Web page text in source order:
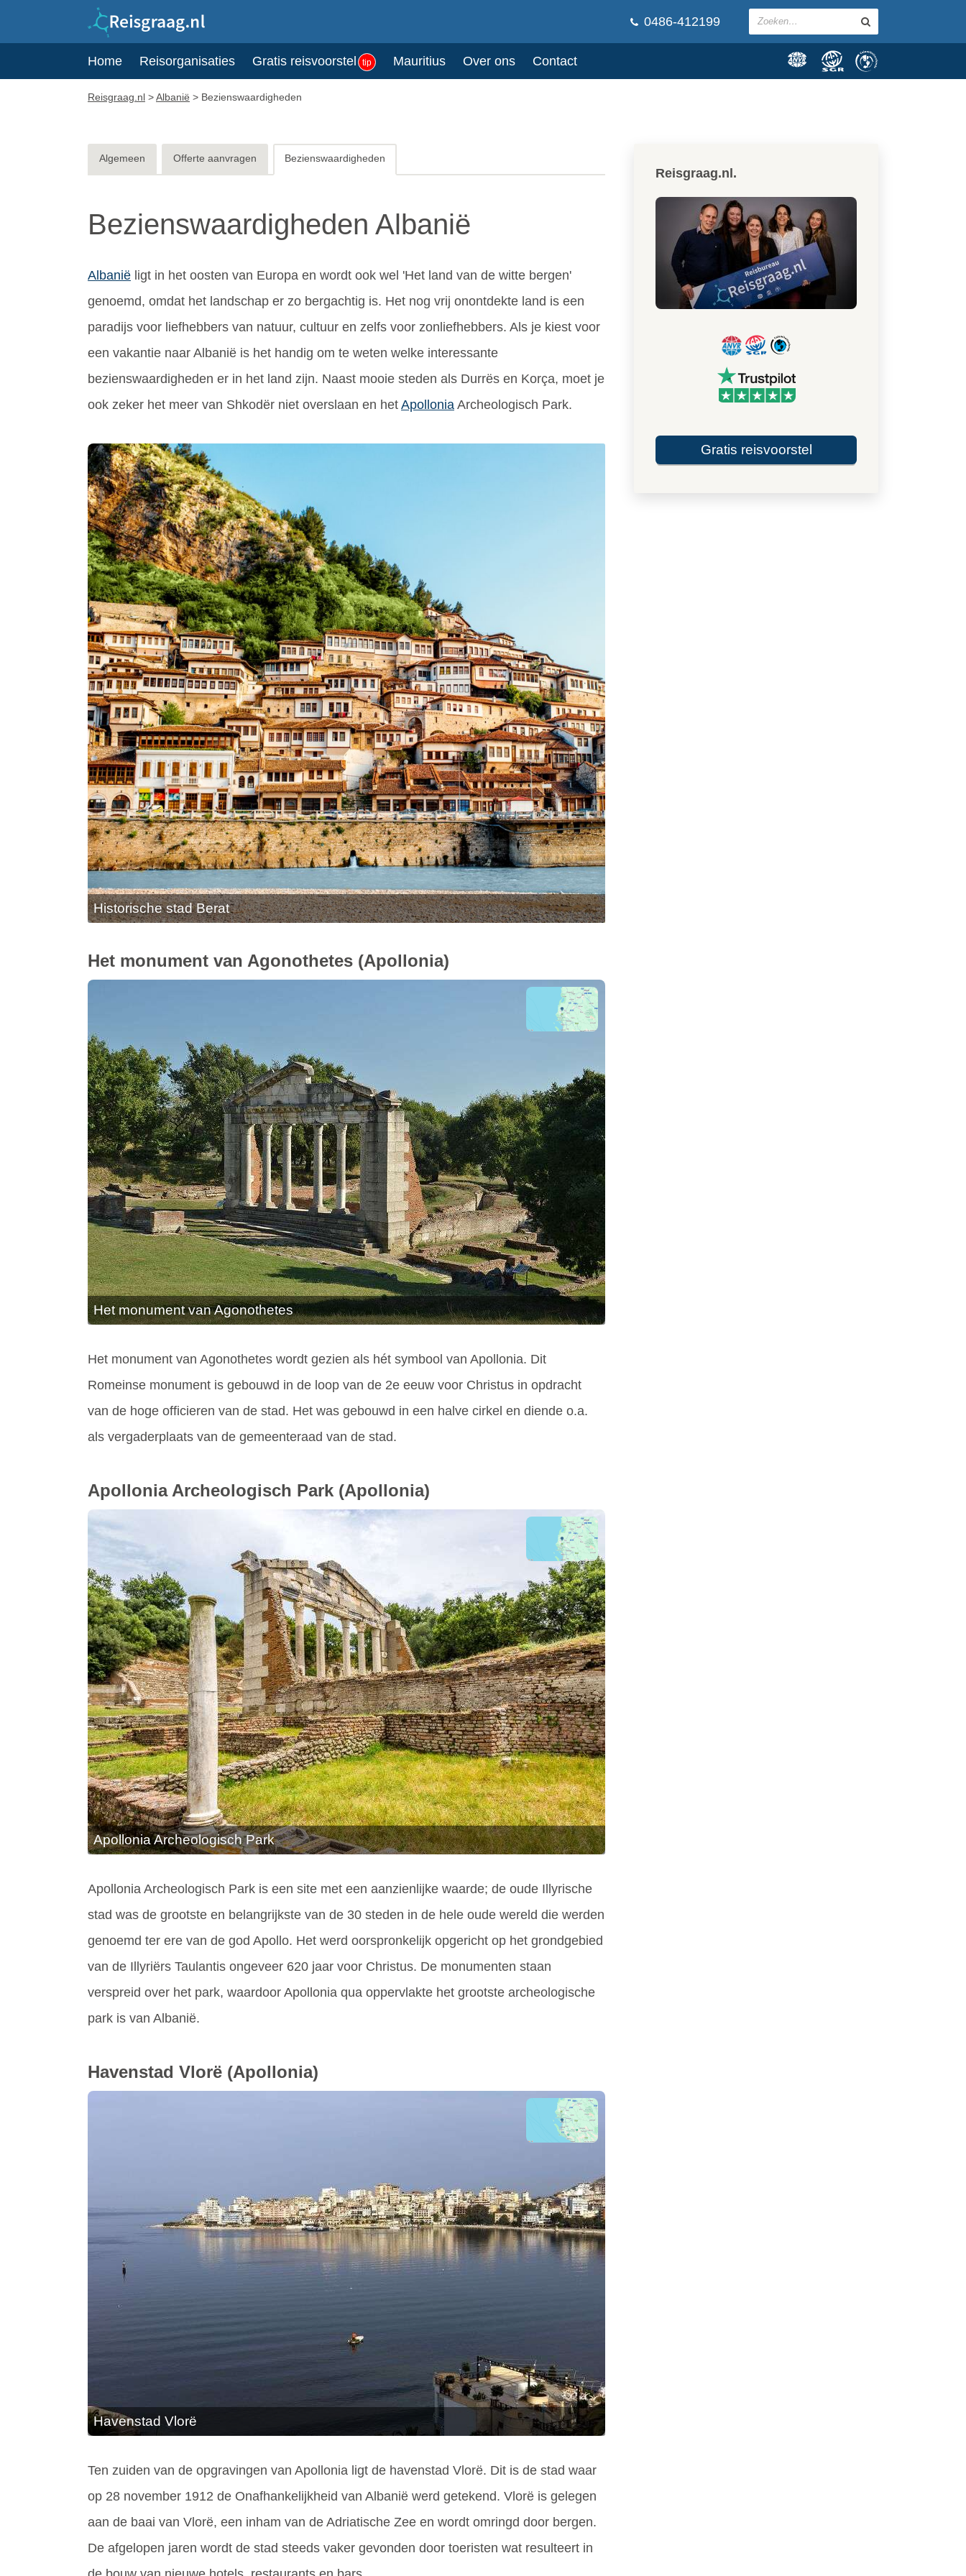
0486-412199
Home Reisorganisaties Gratis reisvoorstel tip Mauritius Over ons Contact
Reisgraag.nl >Albanië > Bezienswaardigheden
Algemeen Offerte aanvragen Bezienswaardigheden
Bezienswaardigheden Albanië
Albanië ligt in het oosten van Europa en wordt ook wel 'Het land van de witte bergen'
genoemd, omdat het landschap er zo bergachtig is. Het nog vrij onontdekte land is een
paradijs voor liefhebbers van natuur, cultuur en zelfs voor zonliefhebbers. Als je kiest voor
een vakantie naar Albanië is het handig om te weten welke interessante
bezienswaardigheden er in het land zijn. Naast mooie steden als Durrës en Korça, moet je
ook zeker het meer van Shkodër niet overslaan en het Apollonia Archeologisch Park.
Historische stad Berat
Het monument van Agonothetes (Apollonia)
Het monument van Agonothetes
Het monument van Agonothetes wordt gezien als hét symbool van Apollonia. Dit
Romeinse monument is gebouwd in de loop van de 2e eeuw voor Christus in opdracht
van de hoge officieren van de stad. Het was gebouwd in een halve cirkel en diende o.a.
als vergaderplaats van de gemeenteraad van de stad.
Apollonia Archeologisch Park (Apollonia)
Apollonia Archeologisch Park
Apollonia Archeologisch Park is een site met een aanzienlijke waarde; de oude Illyrische
stad was de grootste en belangrijkste van de 30 steden in de hele oude wereld die werden
genoemd ter ere van de god Apollo. Het werd oorspronkelijk opgericht op het grondgebied
van de Illyriërs Taulantis ongeveer 620 jaar voor Christus. De monumenten staan ​​
verspreid over het park, waardoor Apollonia qua oppervlakte het grootste archeologische
park is van Albanië.
Havenstad Vlorë (Apollonia)
Havenstad Vlorë
Ten zuiden van de opgravingen van Apollonia ligt de havenstad Vlorë. Dit is de stad waar
op 28 november 1912 de Onafhankelijkheid van Albanië werd getekend. Vlorë is gelegen
aan de baai van Vlorë, een inham van de Adriatische Zee en wordt omringd door bergen.
De afgelopen jaren wordt de stad steeds vaker gevonden door toeristen wat resulteert in
Reisgraag.nl.
Gratis reisvoorstel